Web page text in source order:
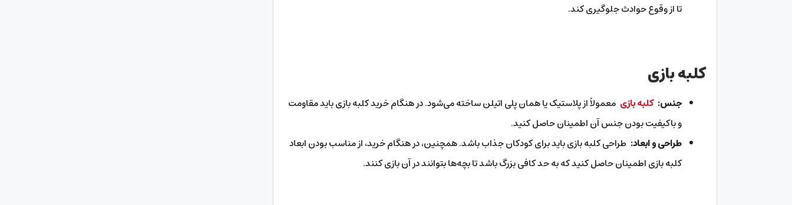
تا از وقوع حوادث جلوگیری کند.
کلبه بازی
جنس: کلبه بازی‌ معمولاً از پلاستیک یا همان پلی اتیلن ساخته می‌شود. در هنگام خرید کلبه بازی باید مقاومت
و باکیفیت بودن جنس آن اطمینان حاصل کنید.
طراحی و ابعاد: طراحی کلبه بازی باید برای کودکان جذاب باشد. همچنین، در هنگام خرید، از مناسب بودن ابعاد
کلبه بازی اطمینان حاصل کنید که به حد کافی بزرگ باشد تا بچه‌ها بتوانند در آن بازی کنند.